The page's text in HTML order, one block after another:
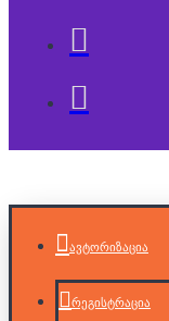
ავტორიზაცია
რეგისტრაცია